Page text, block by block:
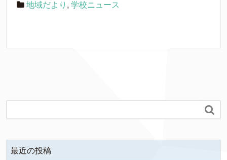
地域だより , 学校ニュース

最近の投稿